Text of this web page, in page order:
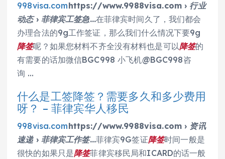
998visa.comhttps://www.9988visa.com › 行业
动态 › 菲律宾工签急…在菲律宾时间久了，我们都会
办理合法的9g工作签证，那么我们什么情况下要9g
降签呢？如果您材料不齐全没有材料也是可以降签的
有需要的话加微信BGC998 小飞机@BGC998咨
询 …
什么是工签降签？需要多久和多少费用
呀？ – 菲律宾华人移民
998visa.comhttps://www.9988visa.com › 资讯
速递 › 菲律宾工作签…菲律宾9G签证降签时间一般是
很快的如果只是降签菲律宾移民局和ICARD的话一般